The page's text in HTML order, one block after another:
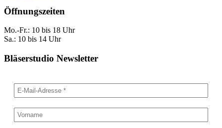
Öffnungszeiten
Mo.-Fr.: 10 bis 18 Uhr
Sa.: 10 bis 14 Uhr
Bläserstudio Newsletter